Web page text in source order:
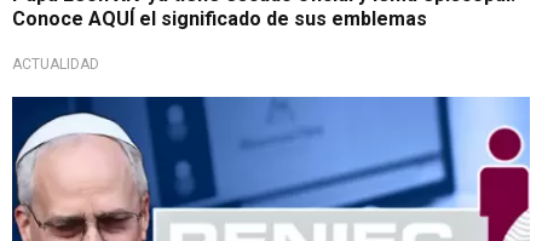
Conoce AQUÍ el significado de sus emblemas
ACTUALIDAD
Entrevista en Exitosa